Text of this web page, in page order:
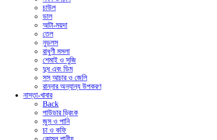
চাউল
ডাল
আটা-ময়দা
তেল
নুডলস
রাধুণী মসলা
শেমাই ও সুজি
দুধ এবং ডিম
সস্ আচার ও জেলি
রান্নার অন্যান্য উপকরণ
নাস্তা-খাবার
Back
পাউডার ড্রিংক
জুস ও পানি
চা ও কফি